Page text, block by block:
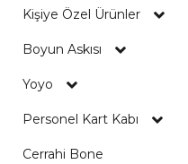
Kişiye Özel Ürünler
Boyun Askısı
Yoyo
Personel Kart Kabı
Cerrahi Bone